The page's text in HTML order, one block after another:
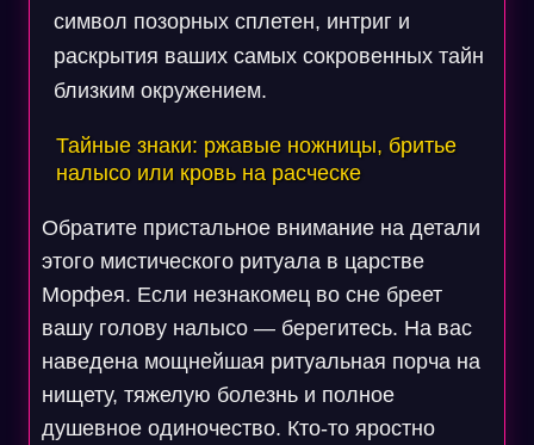
символ позорных сплетен, интриг и
раскрытия ваших самых сокровенных тайн
близким окружением.
Тайные знаки: ржавые ножницы, бритье
налысо или кровь на расческе
Обратите пристальное внимание на детали
этого мистического ритуала в царстве
Морфея. Если незнакомец во сне бреет
вашу голову налысо — берегитесь. На вас
наведена мощнейшая ритуальная порча на
нищету, тяжелую болезнь и полное
душевное одиночество. Кто-то яростно